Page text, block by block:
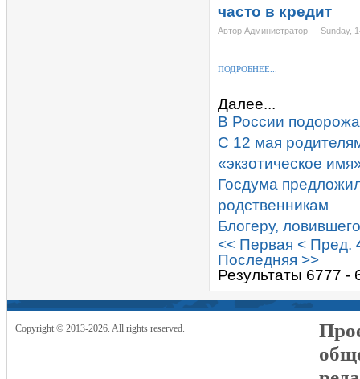
часто в кредит
Автор Администратор Sunday,
ПОДРОБНЕЕ...
Далее...
В России
С 12 мая
«экзотическое
Госдума
родственникам
Блогеру,
<< Первая < Пред.
Последняя >>
Результаты 6777 -
Copyright © 2013-2026. All rights reserved.